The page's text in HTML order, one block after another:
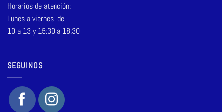
Horarios de atención:
Lunes a viernes de
10 a 13 y 15:30 a 18:30
SEGUINOS